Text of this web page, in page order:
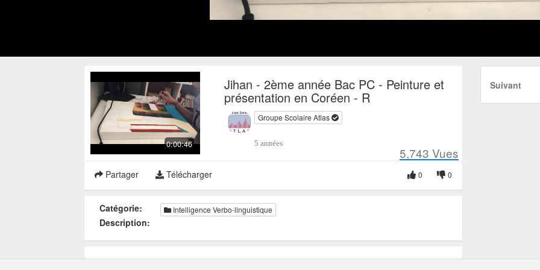
0:00:46
Jihan - 2ème année Bac PC - Peinture et
présentation en Coréen - R
Groupe Scolaire Atlas
5 années
5,743 Vues
Partager Télécharger 0
0
Catégorie: Intelligence Verbo-linguistique
Description:
Suivant